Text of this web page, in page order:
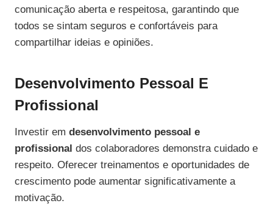
comunicação aberta e respeitosa, garantindo que
todos se sintam seguros e confortáveis para
compartilhar ideias e opiniões.
Desenvolvimento Pessoal E
Profissional
Investir em desenvolvimento pessoal e
profissional dos colaboradores demonstra cuidado e
respeito. Oferecer treinamentos e oportunidades de
crescimento pode aumentar significativamente a
motivação.